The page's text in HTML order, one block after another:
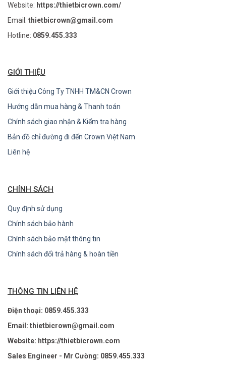
Website: https://thietbicrown.com/
Email: thietbicrown@gmail.com
Hotline: 0859.455.333
GIỚI THIỆU
Giới thiệu Công Ty TNHH TM&CN Crown
Hướng dẫn mua hàng & Thanh toán
Chính sách giao nhận & Kiểm tra hàng
Bản đồ chỉ đường đi đến Crown Việt Nam
Liên hệ
CHÍNH SÁCH
Quy định sử dụng
Chính sách bảo hành
Chính sách bảo mật thông tin
Chính sách đổi trả hàng & hoàn tiền
THÔNG TIN LIÊN HỆ
Điện thoại: 0859.455.333
Email: thietbicrown@gmail.com
Website: https://thietbicrown.com
Sales Engineer - Mr Cường: 0859.455.333